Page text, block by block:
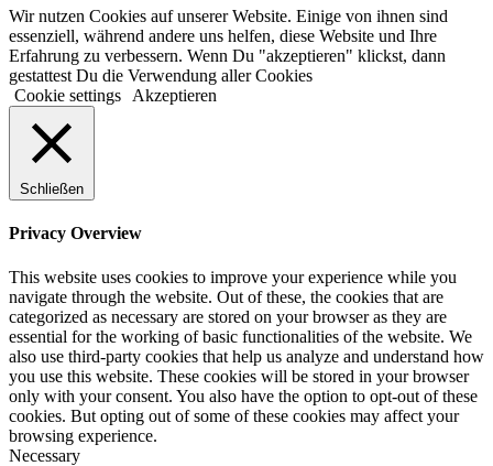
Wir nutzen Cookies auf unserer Website. Einige von ihnen sind
essenziell, während andere uns helfen, diese Website und Ihre
Erfahrung zu verbessern. Wenn Du "akzeptieren" klickst, dann
gestattest Du die Verwendung aller Cookies
Cookie settings
Akzeptieren
Schließen
Privacy Overview
This website uses cookies to improve your experience while you
navigate through the website. Out of these, the cookies that are
categorized as necessary are stored on your browser as they are
essential for the working of basic functionalities of the website. We
also use third-party cookies that help us analyze and understand how
you use this website. These cookies will be stored in your browser
only with your consent. You also have the option to opt-out of these
cookies. But opting out of some of these cookies may affect your
browsing experience.
Necessary